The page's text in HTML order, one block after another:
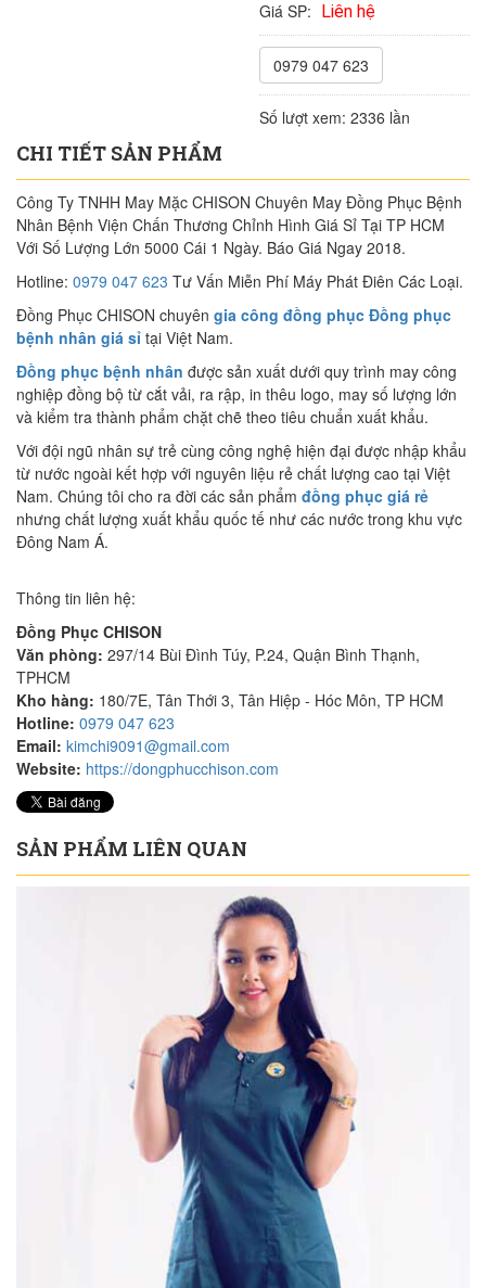
Giá SP: Liên hệ
0979 047 623
Số lượt xem: 2336 lần
CHI TIẾT SẢN PHẨM
Công Ty TNHH May Mặc CHISON Chuyên May Đồng Phục Bệnh
Nhân Bệnh Viện Chấn Thương Chỉnh Hình Giá Sỉ Tại TP HCM
Với Số Lượng Lớn 5000 Cái 1 Ngày. Báo Giá Ngay 2018.
Hotline: 0979 047 623 Tư Vấn Miễn Phí Máy Phát Điên Các Loại.
Đồng Phục CHISON chuyên gia công đồng phục Đồng phục
bệnh nhân giá sỉ tại Việt Nam.
Đồng phục bệnh nhân được sản xuất dưới quy trình may công
nghiệp đồng bộ từ cắt vải, ra rập, in thêu logo, may số lượng lớn
và kiểm tra thành phẩm chặt chẽ theo tiêu chuẩn xuất khẩu.
Với đội ngũ nhân sự trẻ cùng công nghệ hiện đại được nhập khẩu
từ nước ngoài kết hợp với nguyên liệu rẻ chất lượng cao tại Việt
Nam. Chúng tôi cho ra đời các sản phẩm đồng phục giá rẻ
nhưng chất lượng xuất khẩu quốc tế như các nước trong khu vực
Đông Nam Á.
Thông tin liên hệ:
Đồng Phục CHISON
Văn phòng: 297/14 Bùi Đình Túy, P.24, Quận Bình Thạnh,
TPHCM
Kho hàng: 180/7E, Tân Thới 3, Tân Hiệp - Hóc Môn, TP HCM
Hotline: 0979 047 623
Email: kimchi9091@gmail.com
Website: https://dongphucchison.com
SẢN PHẨM LIÊN QUAN